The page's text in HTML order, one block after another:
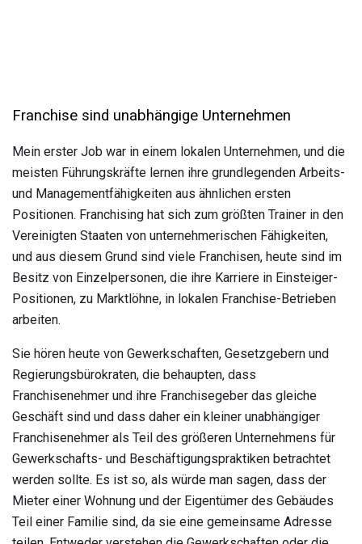
Franchise sind unabhängige Unternehmen
Mein erster Job war in einem lokalen Unternehmen, und die
meisten Führungskräfte lernen ihre grundlegenden Arbeits-
und Managementfähigkeiten aus ähnlichen ersten
Positionen. Franchising hat sich zum größten Trainer in den
Vereinigten Staaten von unternehmerischen Fähigkeiten,
und aus diesem Grund sind viele Franchisen, heute sind im
Besitz von Einzelpersonen, die ihre Karriere in Einsteiger-
Positionen, zu Marktlöhne, in lokalen Franchise-Betrieben
arbeiten.
Sie hören heute von Gewerkschaften, Gesetzgebern und
Regierungsbürokraten, die behaupten, dass
Franchisenehmer und ihre Franchisegeber das gleiche
Geschäft sind und dass daher ein kleiner unabhängiger
Franchisenehmer als Teil des größeren Unternehmens für
Gewerkschafts- und Beschäftigungspraktiken betrachtet
werden sollte. Es ist so, als würde man sagen, dass der
Mieter einer Wohnung und der Eigentümer des Gebäudes
Teil einer Familie sind, da sie eine gemeinsame Adresse